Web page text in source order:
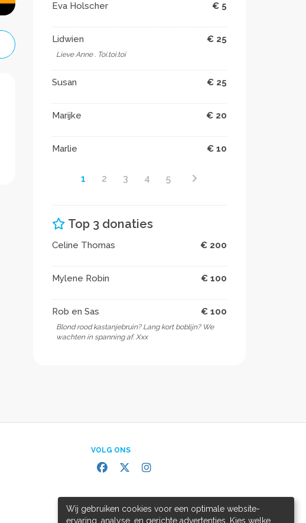
Eva Holscher € 5
Lidwien € 25
Lieve Anne . Toi.toi.toi
Susan € 25
Marijke € 20
Marlie € 10
1 2 3 4 5
Top 3 donaties
Celine Thomas € 200
Mylene Robin € 100
Rob en Sas € 100
Blond rood kastanjebruin? Lang kort boblijn? We
wachten in spanning af. Xxx
VOLG ONS
Wij gebruiken cookies voor een optimale website-
ervaring, analyse, en gerichte advertenties. Kies welke